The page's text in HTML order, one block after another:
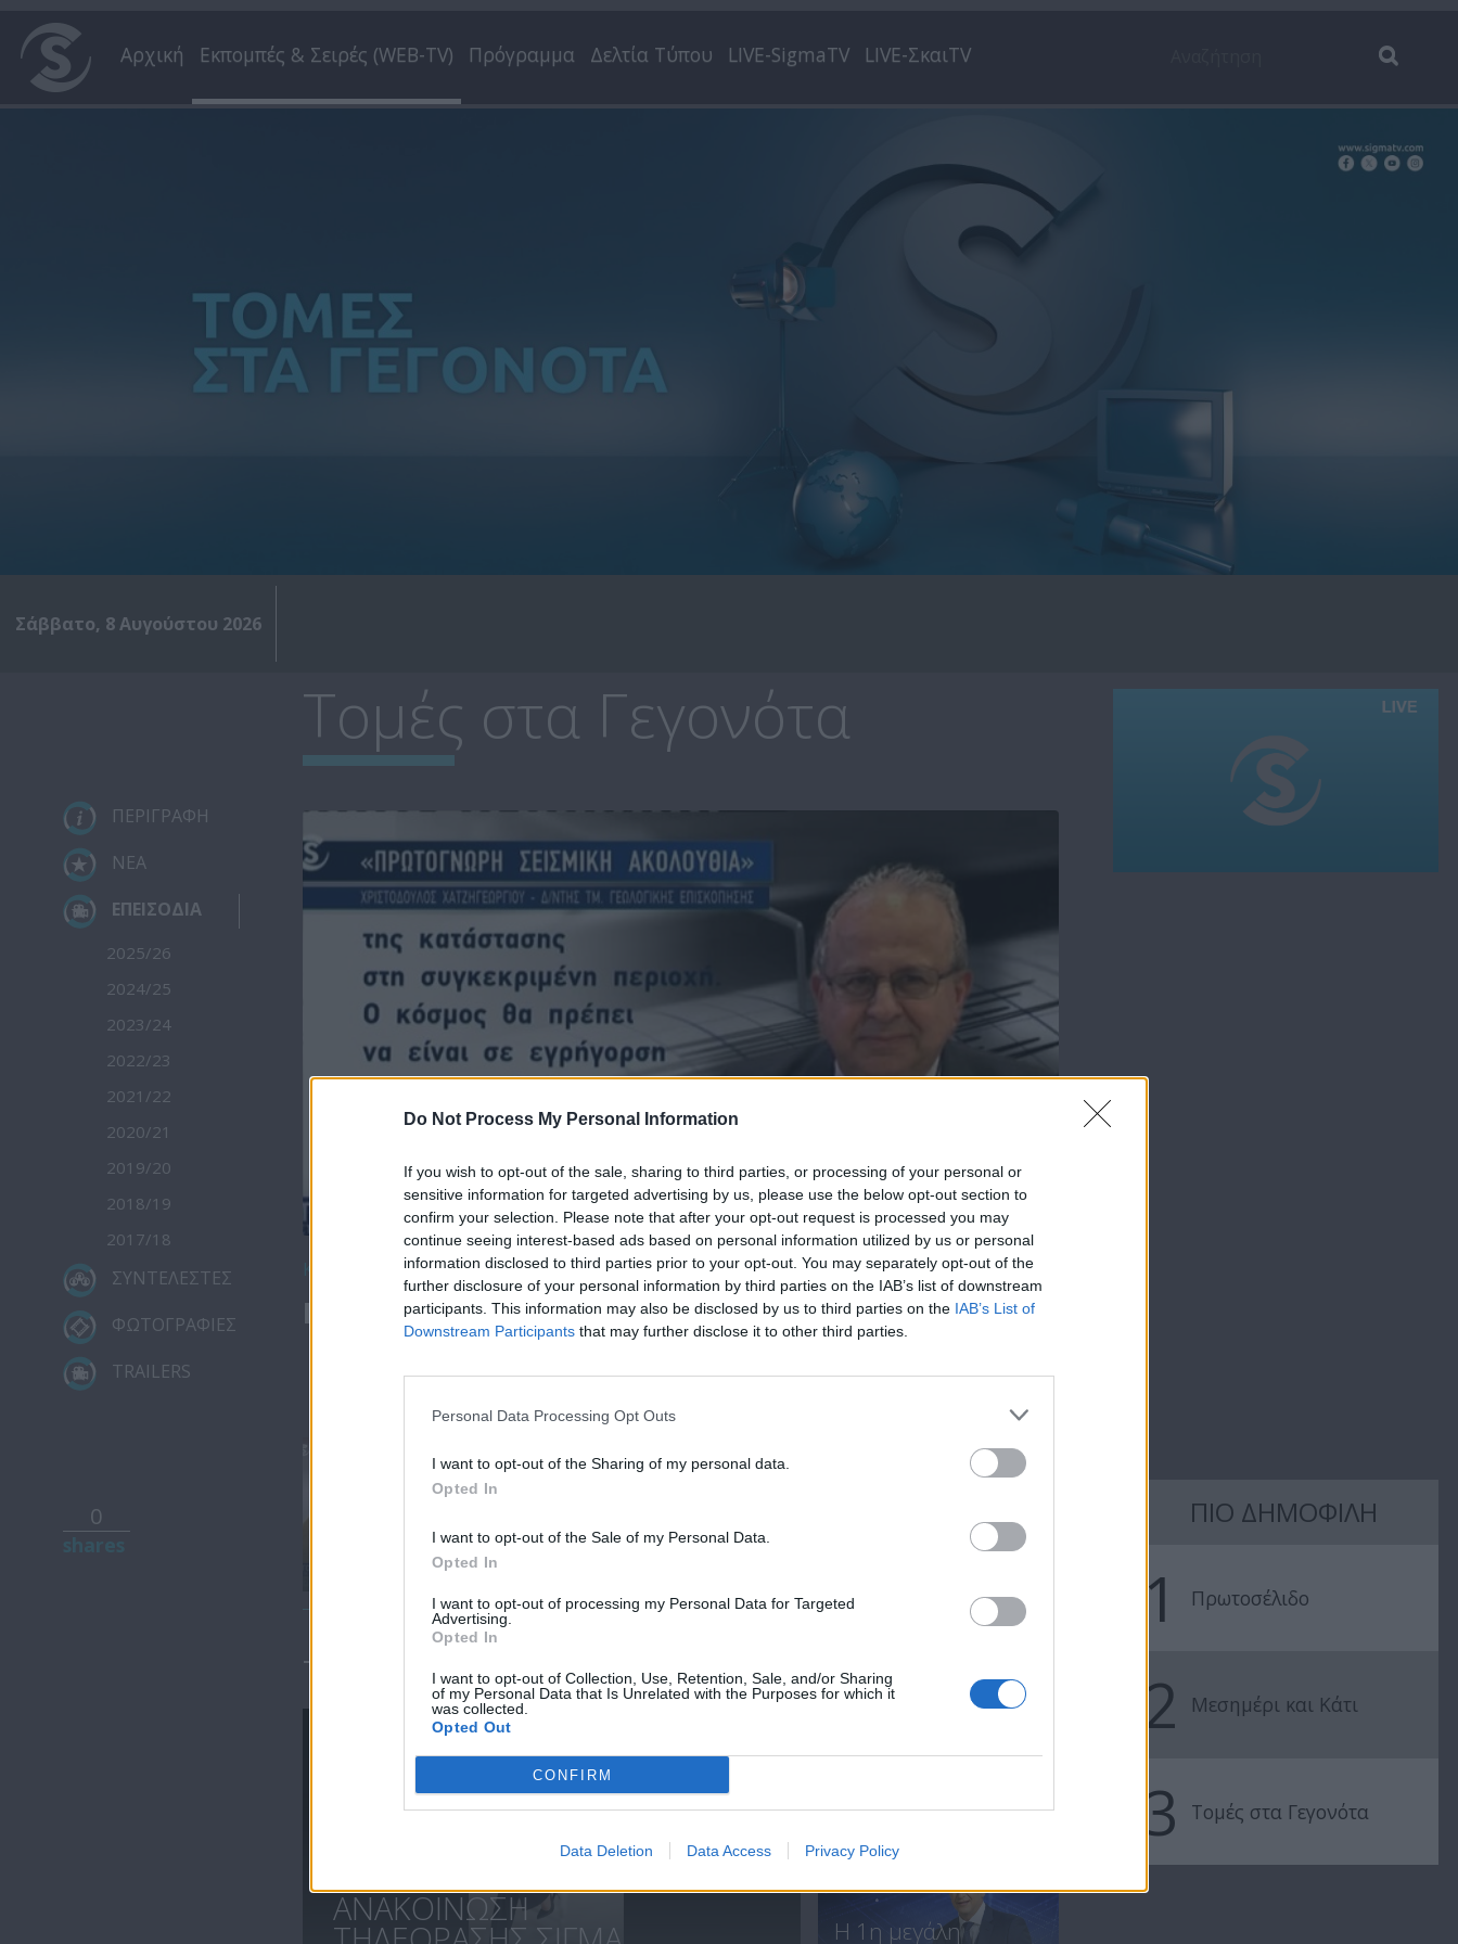
Do Not Process My Personal Information
If you wish to opt-out of the sale, sharing to third parties, or processing of your personal or
sensitive information for targeted advertising by us, please use the below opt-out section to
confirm your selection. Please note that after your opt-out request is processed you may
continue seeing interest-based ads based on personal information utilized by us or personal
information disclosed to third parties prior to your opt-out. You may separately opt-out of the
further disclosure of your personal information by third parties on the IAB’s list of downstream
participants. This information may also be disclosed by us to third parties on the IAB’s List of
Downstream Participants that may further disclose it to other third parties.
Personal Data Processing Opt Outs
I want to opt-out of the Sharing of my personal data.
Opted In
I want to opt-out of the Sale of my Personal Data.
Opted In
I want to opt-out of processing my Personal Data for Targeted
Advertising.
Opted In
I want to opt-out of Collection, Use, Retention, Sale, and/or Sharing
of my Personal Data that Is Unrelated with the Purposes for which it
was collected.
Opted Out
CONFIRM
Data Deletion Data Access Privacy Policy
Αρχική Εκπομπές & Σειρές (WEB-TV) Πρόγραμμα Δελτία Τύπου LIVE-SigmaTV LIVE-ΣκαιTV
Σάββατο, 8 Αυγούστου 2026
Τομές στα Γεγονότα
ΠΕΡΙΓΡΑΦΗ
ΝΕΑ
ΕΠΕΙΣΟΔΙΑ
2025/26
2024/25
2023/24
2022/23
2021/22
2020/21
2019/20
2018/19
2017/18
ΣΥΝΤΕΛΕΣΤΕΣ
ΦΩΤΟΓΡΑΦΙΕΣ
TRAILERS
0
Κατέβασε το
Ειδήσεις 13.11.25
Ειδήσεις
ΤΕΛΕΥΤΑΙΑ ΝΕΑ
ΑΝΑΚΟΙΝΩΣΗ
συνεργασίας...
Η 1η μεγάλη
ΠΙΟ ΔΗΜΟΦΙΛΗ
1 Πρωτοσέλιδο
2 Μεσημέρι και Κάτι
3 Τομές στα Γεγονότα